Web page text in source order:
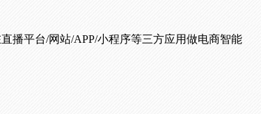
播平台/网站/APP/小程序等三方应用做电商智能